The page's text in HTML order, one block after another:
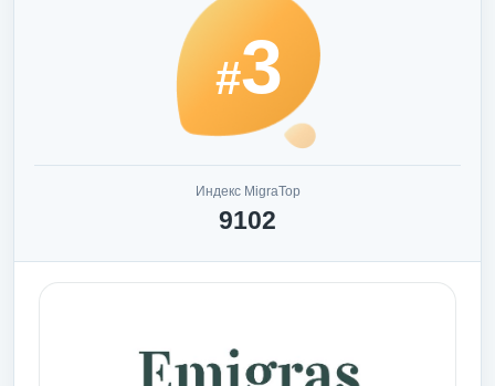
#3
Индекс MigraTop
9102